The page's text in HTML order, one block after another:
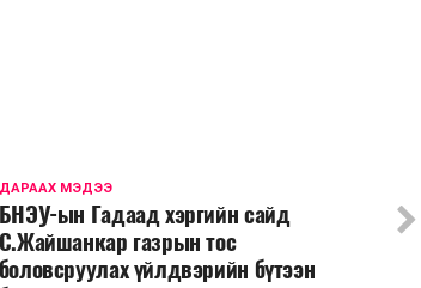
ДАРААХ МЭДЭЭ
БНЭУ-ын Гадаад хэргийн сайд
С.Жайшанкар газрын тос
боловсруулах үйлдвэрийн бүтээн